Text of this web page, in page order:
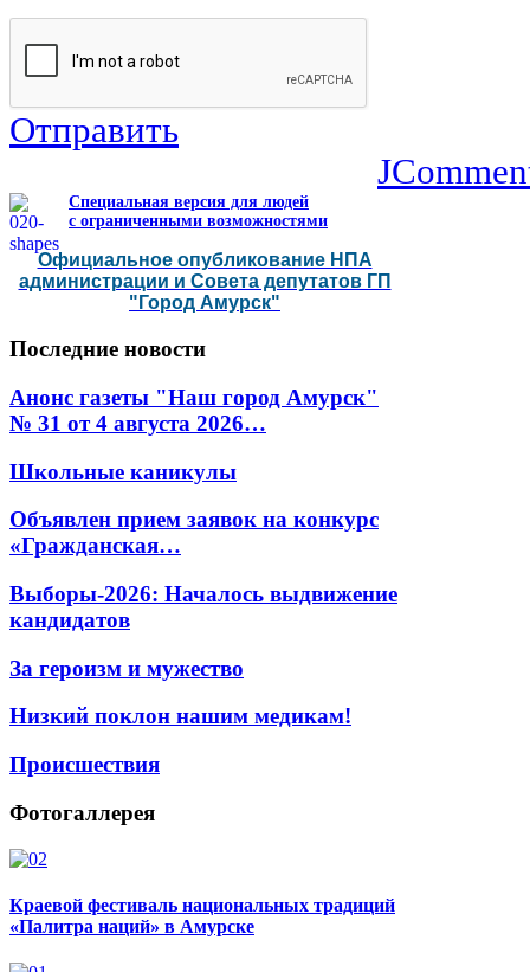
Отправить
Специальная версия для людей
с ограниченными возможностями
Официальное опубликование НПА
администрации и Совета депутатов ГП
"Город Амурск"
Последние новости
Анонс газеты "Наш город Амурск"
№ 31 от 4 августа 2026…
Школьные каникулы
Объявлен прием заявок на конкурс
«Гражданская…
Выборы-2026: Началось выдвижение
кандидатов
За героизм и мужество
Низкий поклон нашим медикам!
Происшествия
Фотогаллерея
Краевой фестиваль национальных традиций
«Палитра наций» в Амурске